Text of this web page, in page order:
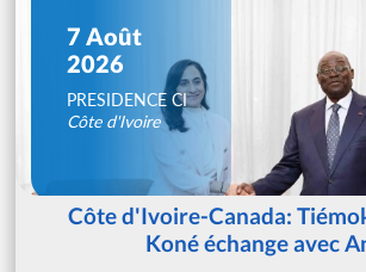
7 Août
2026
PRESIDENCE CI
Côte d'Ivoire
Côte d'Ivoire-Canada:
Koné échange avec